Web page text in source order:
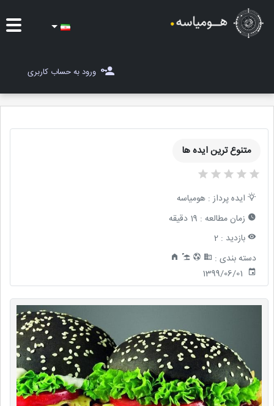
مجله هومیاسه
ورود به حساب کاربری
متنوع ترین ایده ها
ایده پرداز :هومیاسه
زمان مطالعه : 19 دقیقه
بازدید :2
دسته بندی :
1399/06/01